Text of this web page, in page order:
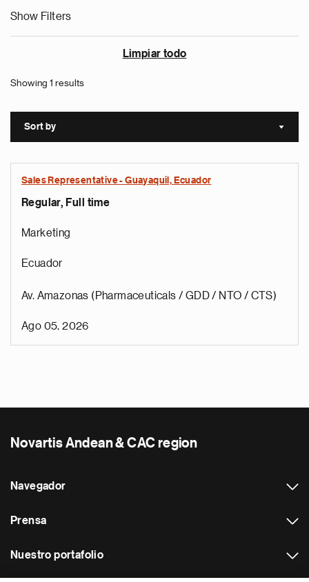
Show Filters
Limpiar todo
Showing 1 results
Sort by Sort
Sales Representative - Guayaquil, Ecuador
Regular, Full time
Marketing
Ecuador
Av. Amazonas (Pharmaceuticals / GDD / NTO / CTS)
Ago 05, 2026
Novartis Andean & CAC region
Navegador
Prensa
Nuestro portafolio